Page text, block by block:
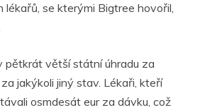
lékařů, se kterými Bigtree hovořil,
pětkrát větší státní úhradu za
jakýkoli jiný stav. Lékaři, kteří
osmdesát eur za dávku, což